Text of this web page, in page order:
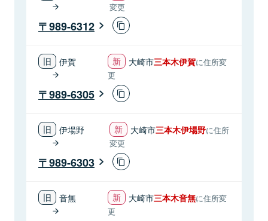
変更
989-6312
伊賀 大崎市三本木伊賀に住所変
更
989-6305
伊場野 大崎市三本木伊場野に住所
変更
989-6303
音無 大崎市三本木音無に住所変
更